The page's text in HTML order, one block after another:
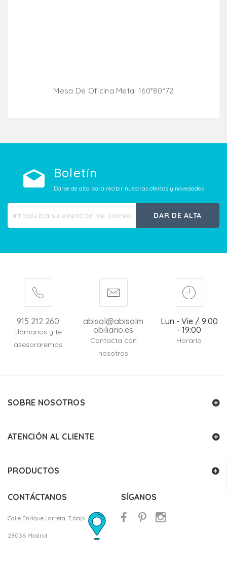
Mesa De Oficina Metal 160*80*72
Boletín
Darse de alta para recibir nuestras ofertas y novedades
DAR DE ALTA
915 212 260
Llámanos y te
asesoraremos
abisal@abisalm
obiliario.es
Contacta con
nosotros
Lun - Vie / 9:00
- 19:00
Horario
SOBRE NOSOTROS
ATENCIÓN AL CLIENTE
PRODUCTOS
CONTÁCTANOS
Calle Enrique Larreta, 7, bajo
28036 Madrid
SÍGANOS